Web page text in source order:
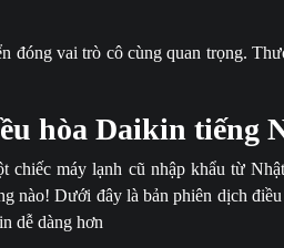
đóng vai trò cô cùng quan trọng.
hòa Daikin tiếng
chiếc máy lạnh cũ nhập khẩu từ
nào! Dưới đây là bản phiên dịch
dễ dàng hơn